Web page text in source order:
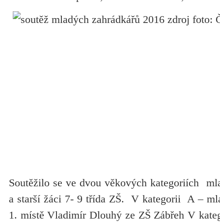
Soutěžilo se ve dvou věkových kategoriích
a starší žáci 7- 9 třída ZŠ. V kategorii A –
1. místě Vladimír Dlouhý ze ZŠ Zábřeh V